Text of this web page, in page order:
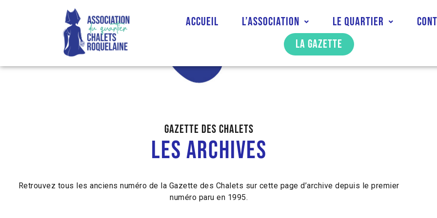
Accueil L’association Le quartier
La gazette
GAZETTE DES CHALETS​
Les archives​
Retrouvez tous les anciens numéro de la Gazette des Chalets sur cette page d’archive depuis le premier
numéro paru en 1995.